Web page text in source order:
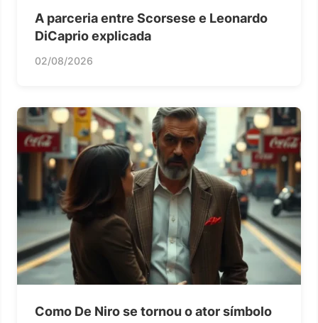
A parceria entre Scorsese e Leonardo
DiCaprio explicada
02/08/2026
Como De Niro se tornou o ator símbolo